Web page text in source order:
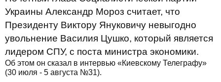
Украины Александр Мороз считает, что
Президенту Виктору Януковичу невыгодно
увольнение Василия Цушко, который является
лидером СПУ, с поста министра экономики.
Об этом он сказал в интервью «Киевскому Телеграфу»
(30 июля - 5 августа №31).